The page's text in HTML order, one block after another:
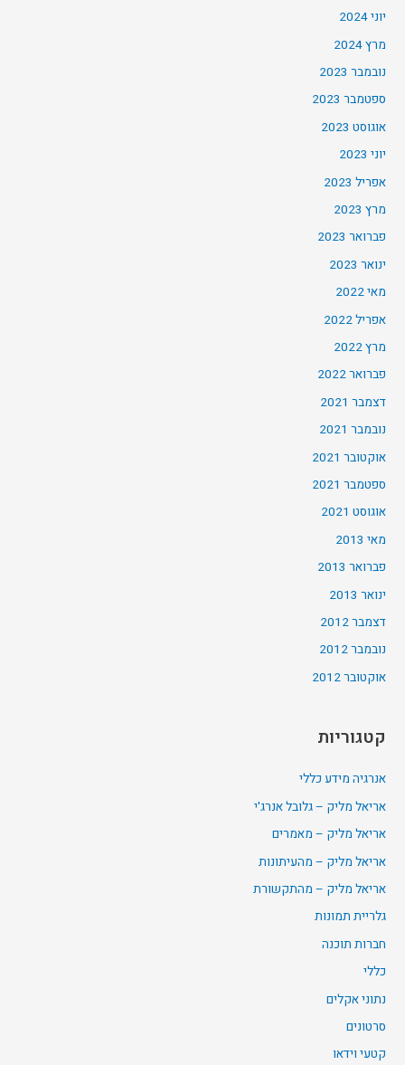
יוני 2024
מרץ 2024
נובמבר 2023
ספטמבר 2023
אוגוסט 2023
יוני 2023
אפריל 2023
מרץ 2023
פברואר 2023
ינואר 2023
מאי 2022
אפריל 2022
מרץ 2022
פברואר 2022
דצמבר 2021
נובמבר 2021
אוקטובר 2021
ספטמבר 2021
אוגוסט 2021
מאי 2013
פברואר 2013
ינואר 2013
דצמבר 2012
נובמבר 2012
אוקטובר 2012
קטגוריות
אנרגיה מידע כללי
אריאל מליק – גלובל אנרג'י
אריאל מליק – מאמרים
אריאל מליק – מהעיתונות
אריאל מליק – מהתקשורת
גלריית תמונות
חברות תוכנה
כללי
נתוני אקלים
סרטונים
קטעי וידאו